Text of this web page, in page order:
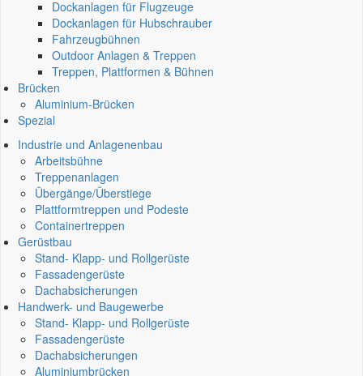
Dockanlagen für Flugzeuge
Dockanlagen für Hubschrauber
Fahrzeugbühnen
Outdoor Anlagen & Treppen
Treppen, Plattformen & Bühnen
Brücken
Aluminium-Brücken
Spezial
Industrie und Anlagenenbau
Arbeitsbühne
Treppenanlagen
Übergänge/Überstiege
Plattformtreppen und Podeste
Containertreppen
Gerüstbau
Stand- Klapp- und Rollgerüste
Fassadengerüste
Dachabsicherungen
Handwerk- und Baugewerbe
Stand- Klapp- und Rollgerüste
Fassadengerüste
Dachabsicherungen
Aluminiumbrücken